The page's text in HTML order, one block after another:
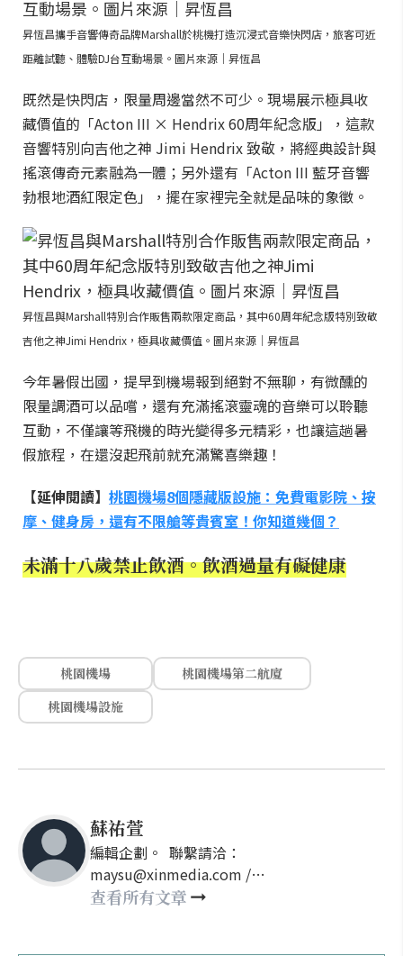
昇恆昌攜手音響傳奇品牌Marshall於桃機打造沉浸式音樂快閃店，旅客可近
距離試聽、體驗DJ台互動場景。圖片來源｜昇恆昌
既然是快閃店，限量周邊當然不可少。現場展示極具收
藏價值的「Acton III × Hendrix 60周年紀念版」，這款
音響特別向吉他之神 Jimi Hendrix 致敬，將經典設計與
搖滾傳奇元素融為一體；另外還有「Acton III 藍牙音響
勃根地酒紅限定色」，擺在家裡完全就是品味的象徵。
昇恆昌與Marshall特別合作販售兩款限定商品，其中60周年紀念版特別致敬
吉他之神Jimi Hendrix，極具收藏價值。圖片來源｜昇恆昌
今年暑假出國，提早到機場報到絕對不無聊，有微醺的
限量調酒可以品嚐，還有充滿搖滾靈魂的音樂可以聆聽
互動，不僅讓等飛機的時光變得多元精彩，也讓這趟暑
假旅程，在還沒起飛前就充滿驚喜樂趣！
【延伸閱讀】 桃園機場8個隱藏版設施：免費電影院、按
摩、健身房，還有不限艙等貴賓室！你知道幾個？
未滿十八歲禁止飲酒。飲酒過量有礙健康
桃園機場
桃園機場第二航廈
桃園機場設施
蘇祐萱
編輯企劃。 聯繫請洽：
maysu@xinmedia.com /
may860527@gmail.com
查看所有文章